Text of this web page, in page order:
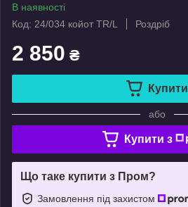
В наявності
Код: 24/034 койот TR/L
Роздріб
2 850 ₴
Купити
або
Купити з
Що таке купити з Пром?
Замовлення під захистом